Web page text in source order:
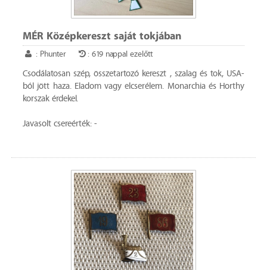
MÉR Középkereszt saját tokjában
: Phunter : 619 nappal ezelőtt
Csodálatosan szép, összetartozó kereszt , szalag és tok, USA-
ból jött haza. Eladom vagy elcserélem. Monarchia és Horthy
korszak érdekel.
Javasolt csereérték: -